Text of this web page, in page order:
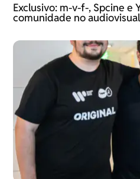
Exclusivo: m-v-f-, Spcine e
comunidade no audiovisual